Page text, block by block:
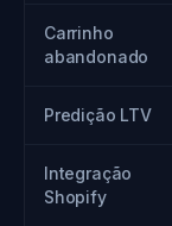
Carrinho
abandonado
Predição LTV
Integração
Shopify